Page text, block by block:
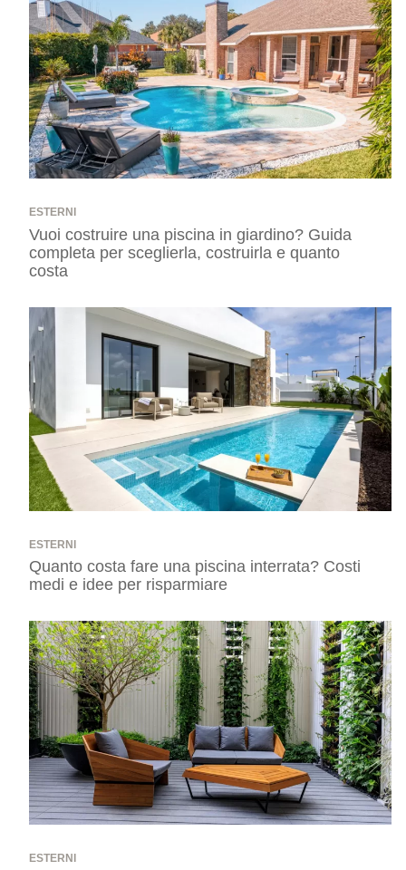
ESTERNI
Vuoi costruire una piscina in giardino? Guida
completa per sceglierla, costruirla e quanto
costa
ESTERNI
Quanto costa fare una piscina interrata? Costi
medi e idee per risparmiare
ESTERNI